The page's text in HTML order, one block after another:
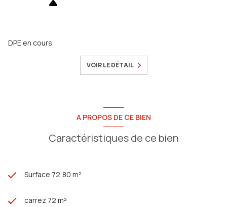
DPE en cours
VOIR LE DÉTAIL
A PROPOS DE CE BIEN
Caractéristiques de ce bien
Surface 72,80 m²
carrez 72 m²